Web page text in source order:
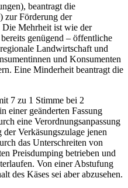
beantragt die
zur Förderung der
Die Mehrheit ist wie der
genügend – öffentliche
Landwirtschaft und
und Konsumenten
Eine Minderheit beantragt die
7 zu 1 Stimme bei 2
einer geänderten Fassung
eine Verordnungsanpassung
Verkäsungszulage jenen
das Unterschreiten von
Preisdumping betrieben und
Von einer Abstufung
des Käses sei aber abzusehen.